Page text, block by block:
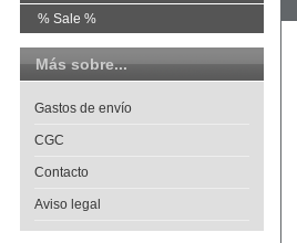
% Sale %
Más sobre...
Gastos de envío
CGC
Contacto
Aviso legal